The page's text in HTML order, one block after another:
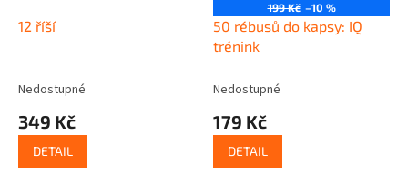
12 říší
Nedostupné
349 Kč
DETAIL
199 Kč –10 %
50 rébusů do kapsy: IQ
trénink
Nedostupné
179 Kč
DETAIL